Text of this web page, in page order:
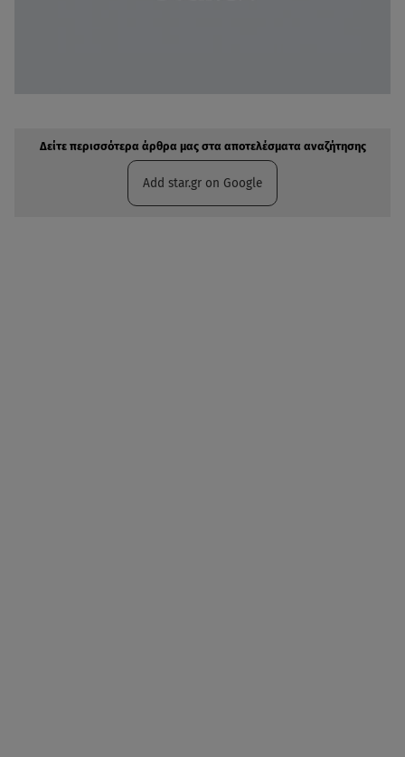
Δείτε περισσότερα άρθρα μας στα αποτελέσματα αναζήτησης
Add star.gr on Google